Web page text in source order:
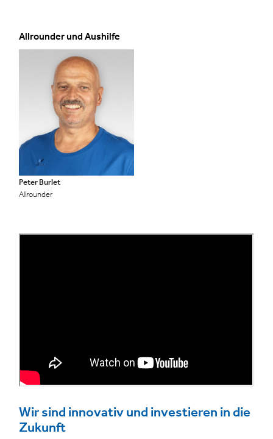
Allrounder und Aushilfe
Peter Burlet
Allrounder
Wir sind innovativ und investieren in die
Zukunft